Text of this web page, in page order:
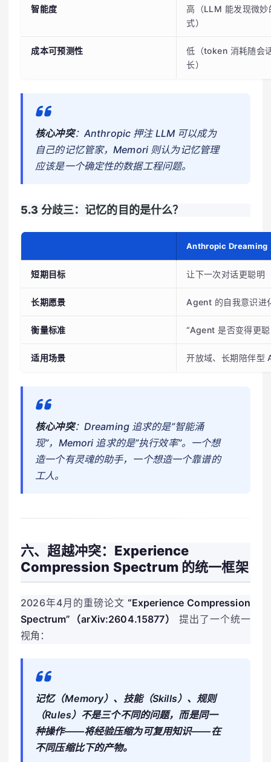
智能度
高（LLM 能发现微妙
式）
成本可预测性
低（token 消耗随会
长）
核心冲突：Anthropic 押注 LLM 可以成为
自己的记忆管家，Memori 则认为记忆管理
应该是一个确定性的数据工程问题。
5.3 分歧三：记忆的目的是什么？
Anthropic Dreaming
短期目标 让下一次对话更聪明
长期愿景 Agent 的自我意识进
衡量标准 “Agent 是否变得更
适用场景 开放域、长期陪伴型
核心冲突：Dreaming 追求的是”智能涌
现”，Memori 追求的是”执行效率”。一个想
造一个有灵魂的助手，一个想造一个靠谱的
工人。
六、超越冲突：Experience
Compression Spectrum 的统一框架
2026年4月的重磅论文 “Experience Compression
Spectrum”（arXiv:2604.15877）
提出了一个统一
视角：
记忆（Memory）、技能（Skills）、规则
（Rules）不是三个不同的问题，而是同一
种操作——将经验压缩为可复用知识——在
不同压缩比下的产物。